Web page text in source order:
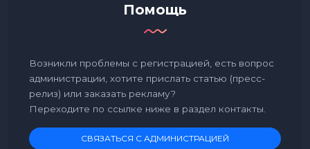
Помощь
Возникли проблемы с регистрацией, есть вопрос
администрации, хотите прислать статью (пресс-
релиз) или заказать рекламу?
Переходите по ссылке ниже в раздел контакты.
СВЯЗАТЬСЯ С АДМИНИСТРАЦИЕЙ